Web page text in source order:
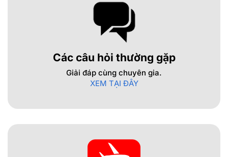
Các câu hỏi thường gặp
Giải đáp cùng chuyên gia.
XEM TẠI ĐÂY